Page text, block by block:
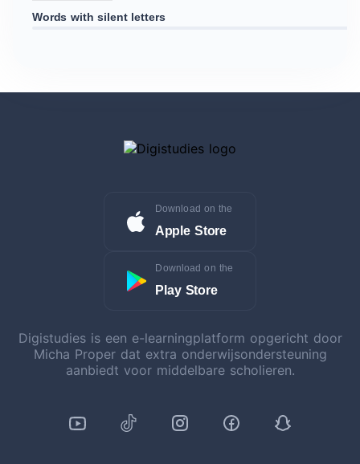
Words with silent letters
Download on the
Apple Store
Download on the
Play Store
Digistudies is een e-learningplatform opgericht door
Micha Proper dat extra onderwijsondersteuning
aanbiedt voor middelbare scholieren.